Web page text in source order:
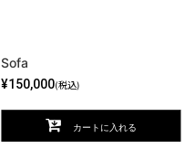
Sofa
¥150,000(税込)
カートに入れる